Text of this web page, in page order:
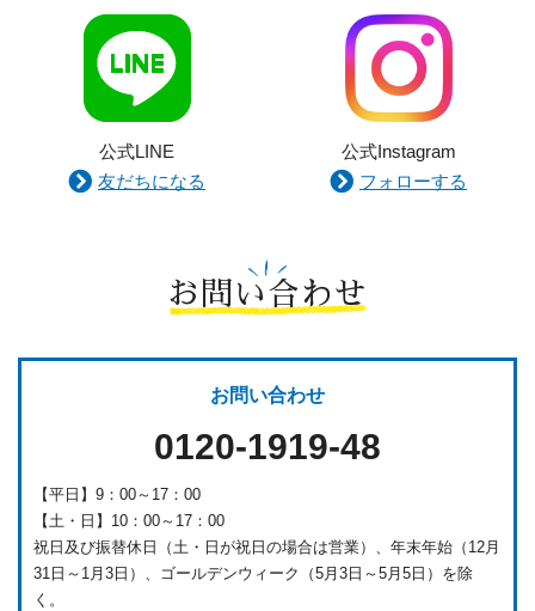
公式LINE
友だちになる
公式Instagram
フォローする
お問い合わせ
お問い合わせ
0120-1919-48
【平日】9：00～17：00
【土・日】10：00～17：00
祝日及び振替休日（土・日が祝日の場合は営業）、年末年始（12月
31日～1月3日）、ゴールデンウィーク（5月3日～5月5日）を除
く。